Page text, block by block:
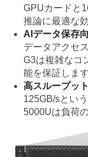
GPUカードと
推論に最適な
AIデータ保存
データアクセ
G3は複雑なコ
能を保証します
高スループッ
125GB/sとい
5000Uは負荷